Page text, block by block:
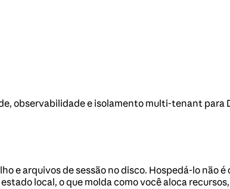
observabilidade e isolamento multi-tenant para
e arquivos de sessão no disco. Hospedá-lo não é
local, o que molda como você aloca